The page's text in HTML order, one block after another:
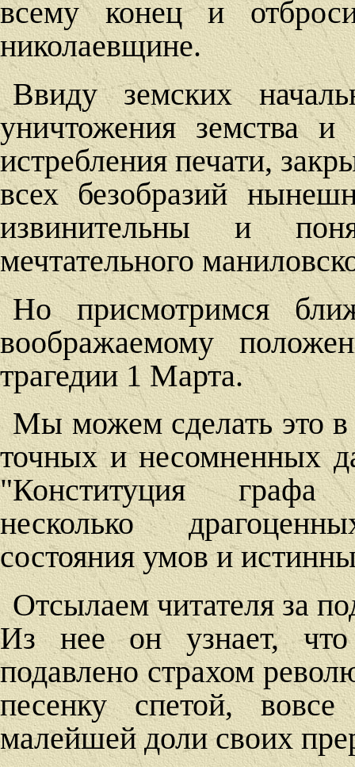
всему конец и
николаевщине.
Ввиду земских
уничтожения земства и
истребления печати,
всех безобразий
извинительны и
мечтательного
Но присмотримся
воображаемому
трагедии 1 Марта.
Мы можем сделать это в
точных и несомненных
"Конституция
несколько
состояния умов и
Отсылаем читателя за
Из нее он узнает, что
подавлено страхом
песенку спетой,
малейшей доли своих